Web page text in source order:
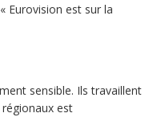
Eurovision est sur la
sensible. Ils travaillent
régionaux est